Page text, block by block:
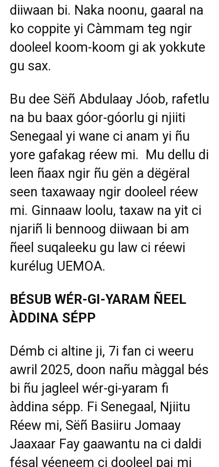
diiwaan bi. Naka noonu, gaaral na
ko coppite yi Càmmam teg ngir
dooleel koom-koom gi ak yokkute
gu sax.
Bu dee Sëñ Abdulaay Jóob, rafetlu
na bu baax góor-góorlu gi njiiti
Senegaal yi wane ci anam yi ñu
yore gafakag réew mi. Mu dellu di
leen ñaax ngir ñu gën a dëgëral
seen taxawaay ngir dooleel réew
mi. Ginnaaw loolu, taxaw na yit ci
njariñ li bennoog diiwaan bi am
ñeel suqaleeku gu law ci réewi
kurélug UEMOA.
BÉSUB WÉR-GI-YARAM ÑEEL
ÀDDINA SÉPP
Démb ci altine ji, 7i fan ci weeru
awril 2025, doon nañu màggal bés
bi ñu jagleel wér-gi-yaram fi
àddina sépp. Fi Senegaal, Njiitu
Réew mi, Sëñ Basiiru Jomaay
Jaaxaar Fay gaawantu na ci daldi
fésal yéeneem ci dooleel paj mi